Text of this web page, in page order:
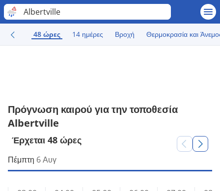
Albertville
48 ώρες 14 ημέρες Βροχή Θερμοκρασία και
Πρόγνωση καιρού για την τοποθεσία
Albertville
Έρχεται 48 ώρες
Πέμπτη 6 Αυγ